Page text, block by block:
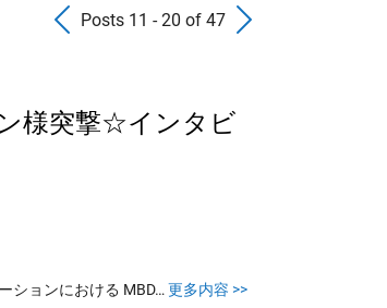
Previous Posts
Posts 11 - 20 of 47
様突撃☆インタビ
ションにおける MBD… 更多内容 >>